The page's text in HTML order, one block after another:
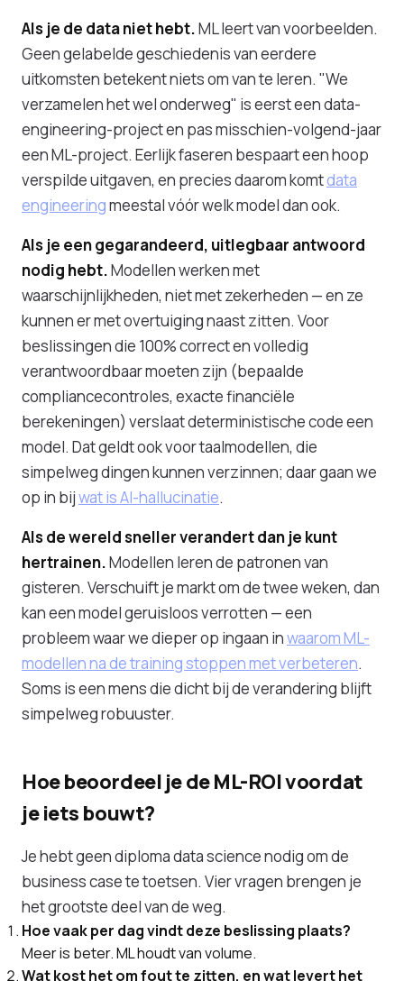
Als je de data niet hebt.ML leert van voorbeelden.
Geen gelabelde geschiedenis van eerdere
uitkomsten betekent niets om van te leren. "We
verzamelen het wel onderweg" is eerst een data-
engineering-project en pas misschien-volgend-jaar
een ML-project. Eerlijk faseren bespaart een hoop
verspilde uitgaven, en precies daarom komtdata
engineeringmeestal vóór welk model dan ook.
Als je een gegarandeerd, uitlegbaar antwoord
nodig hebt.Modellen werken met
waarschijnlijkheden, niet met zekerheden — en ze
kunnen er met overtuiging naast zitten. Voor
beslissingen die 100% correct en volledig
verantwoordbaar moeten zijn (bepaalde
compliancecontroles, exacte financiële
berekeningen) verslaat deterministische code een
model. Dat geldt ook voor taalmodellen, die
simpelweg dingen kunnen verzinnen; daar gaan we
op in bijwat is AI-hallucinatie.
Als de wereld sneller verandert dan je kunt
hertrainen.Modellen leren de patronen van
gisteren. Verschuift je markt om de twee weken, dan
kan een model geruisloos verrotten — een
probleem waar we dieper op ingaan inwaarom ML-
modellen na de training stoppen met verbeteren.
Soms is een mens die dicht bij de verandering blijft
simpelweg robuuster.
Hoe beoordeel je de ML-ROI voordat
je iets bouwt?
Je hebt geen diploma data science nodig om de
business case te toetsen. Vier vragen brengen je
het grootste deel van de weg.
Hoe vaak per dag vindt deze beslissing plaats?
Meer is beter. ML houdt van volume.
Wat kost het om fout te zitten, en wat levert het